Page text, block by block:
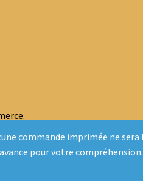
commande imprimée ne
pour votre
.